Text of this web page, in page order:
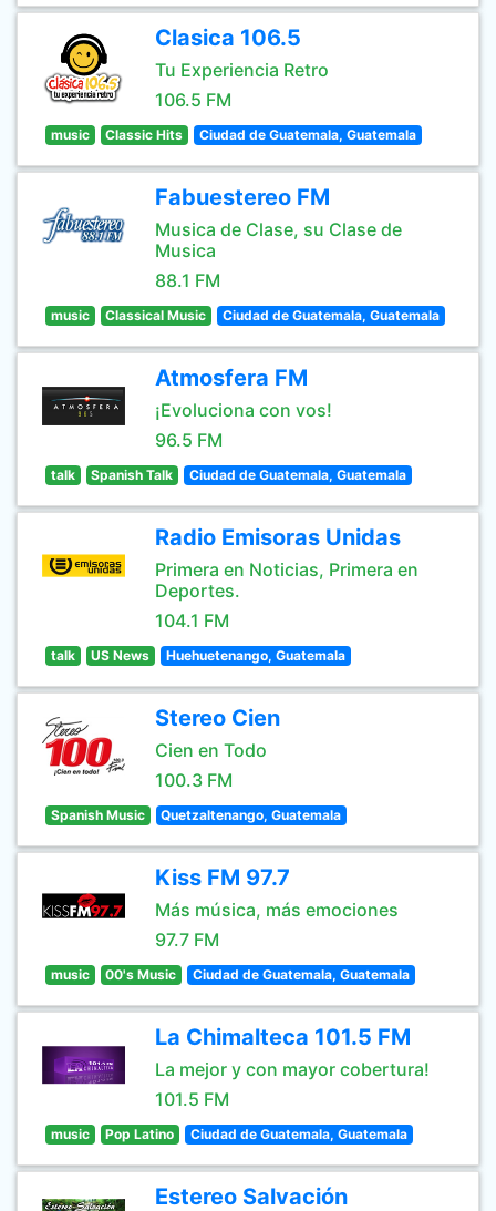
Clasica 106.5
Tu Experiencia Retro
106.5 FM
music Classic Hits Ciudad de Guatemala, Guatemala
Fabuestereo FM
Musica de Clase, su Clase de
Musica
88.1 FM
music Classical Music Ciudad de Guatemala, Guatemala
Atmosfera FM
¡Evoluciona con vos!
96.5 FM
talk Spanish Talk Ciudad de Guatemala, Guatemala
Radio Emisoras Unidas
Primera en Noticias, Primera en
Deportes.
104.1 FM
talk US News Huehuetenango, Guatemala
Stereo Cien
Cien en Todo
100.3 FM
Spanish Music Quetzaltenango, Guatemala
Kiss FM 97.7
Más música, más emociones
97.7 FM
music 00's Music Ciudad de Guatemala, Guatemala
La Chimalteca 101.5 FM
La mejor y con mayor cobertura!
101.5 FM
music Pop Latino Ciudad de Guatemala, Guatemala
Estereo Salvación